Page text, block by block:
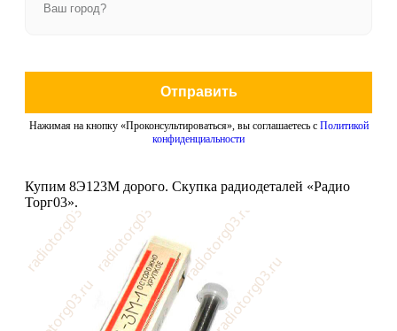
Отправить
Нажимая на кнопку «Проконсультироваться», вы соглашаетесь с Политикой
конфиденциальности
Купим 8Э123М дорого. Скупка радиодеталей «Радио
Торг03».